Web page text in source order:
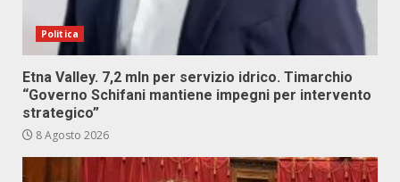
Politica
Etna Valley. 7,2 mln per servizio idrico. Timarchio
“Governo Schifani mantiene impegni per intervento
strategico”
8 Agosto 2026